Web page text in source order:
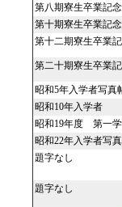
第八期寮生
第十期寮生
第十二期寮
第二十期寮
昭和5年入学者写真
昭和10年入学
昭和19年度 第一
昭和22年入学者写
題字なし
題字なし